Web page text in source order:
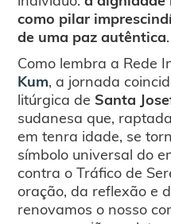
como pilar
de uma paz autêntica.
Como lembra a Rede
Kum, a jornada
litúrgica de Santa
sudanesa que,
em tenra idade, se
símbolo universal do
contra o Tráfico de
oração, da reflexão e
renovamos o nosso